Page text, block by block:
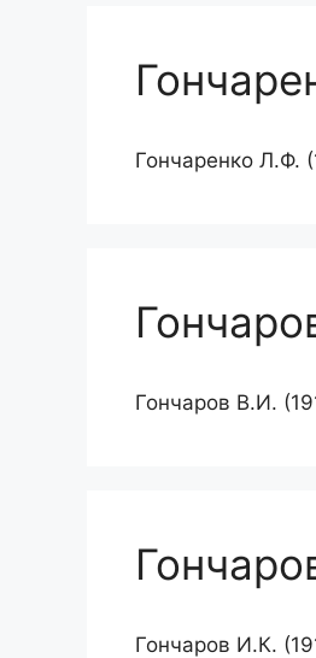
Гончаренко Л.Ф.
Гончаров В.И.
Гончаров И.К.